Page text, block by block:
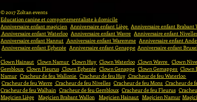
© 2017 Zoltan events
Education canine et comportementaliste à domicile
Anniversaire enfant magicien Anniversaire enfant Liège Anniversaire enfant Brabant
Anniversaire enfant Waterloo Anniversaire enfant Wavre Anniversaire enfant
Anniversaire enfant Hannut Anniversaire enfant Waremme Anniversaire enfant
Anniversaire enfant Eghezée Anniversaire enfant Genappe Anniversaire enfant
Clown Hainaut Clown Namur Clown Huy Clown Waterloo Clown Wavre Clown
Gembloux Clown Fleurus Clown Eghezée Clown Genappe Clown Gemappes Clown
Namur Cracheur de feu Wallonie Cracheur de feu Huy Cracheur de feu Waterloo
Cracheur de feu Wavre Cracheur de feu Nivelles Cracheur de feu Mons Cracheur de
Cracheur de feu Walhain Cracheur de feu Gembloux Cracheur de feu Fleurus
Magicien Liège Magicien Brabant Wallon Magicien Hainaut Magicien Namur